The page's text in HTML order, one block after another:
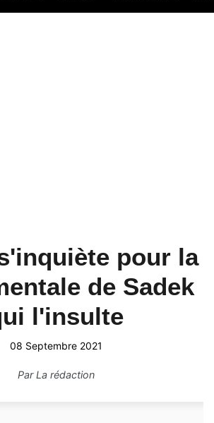
pour la
de Sadek
l'insulte
08 Septembre 2021
ParLa rédaction